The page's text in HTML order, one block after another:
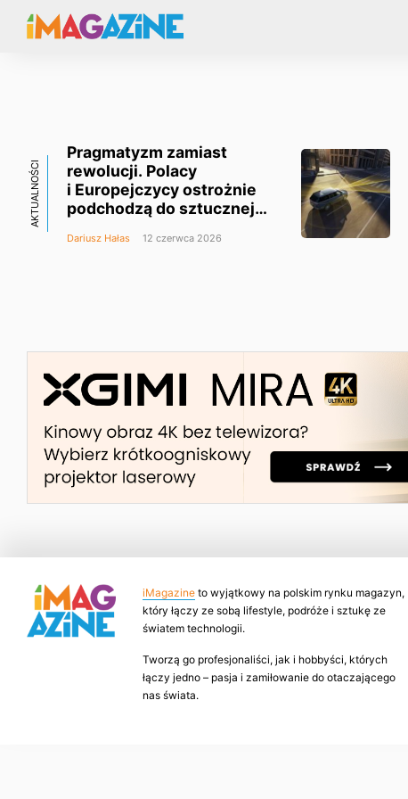
AKTUALNOŚCI
Pragmatyzm zamiast
rewolucji. Polacy
i Europejczycy ostrożnie
podchodzą do sztucznej
Dariusz Hałas 12 czerwca 2026
iMagazine to wyjątkowy na polskim rynku magazyn,
który łączy ze sobą lifestyle, podróże i sztukę ze
światem technologii.
Tworzą go profesjonaliści, jak i hobbyści, których
łączy jedno – pasja i zamiłowanie do otaczającego
nas świata.